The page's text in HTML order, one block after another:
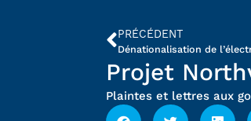
PRÉCÉDENT
Projet
Plaintes et lettres aux